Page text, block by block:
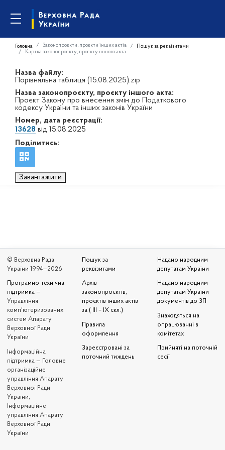
Головна Законопроєкти, проєкти інших актів
Пошук за реквізитами
Картка законопроєкту, проєкту іншого акта
Назва файлу:
Порівняльна таблиця (15.08.2025).zip
Назва законопроєкту, проєкту іншого акта:
Проєкт Закону про внесення змін до Податкового
кодексу України та інших законів України
Номер, дата реєстрації:
13628 від 15.08.2025
Поділитись:
Завантажити
© Верховна Рада
України 1994—2026
Програмно-технічна
підтримка —
Управління
комп'ютеризованих
систем Апарату
Верховної Ради
України
Iнформаційна
підтримка — Головне
організаційне
управління Апарату
Верховної Ради
України,
Інформаційне
управління Апарату
Верховної Ради
України
Пошук за
реквізитами
Архів
законопроєктів,
проєктів інших актів
за ( III – IX скл.)
Правила
оформлення
Зареєстровані за
поточний тиждень
Надано народним
депутатам України
Надано народним
депутатам України
документів до ЗП
Знаходяться на
опрацюванні в
комітетах
Прийняті на поточній
сесії